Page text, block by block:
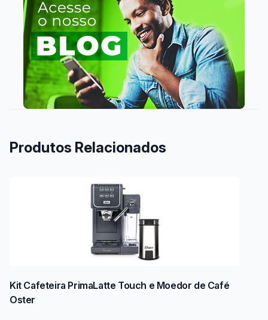
Produtos Relacionados
Kit Cafeteira PrimaLatte Touch e Moedor de Café
Oster